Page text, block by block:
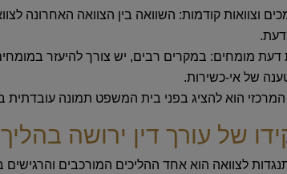
וצוואות קודמות: השוואה בין הצוואה האחרונה
דעת.
דעת מומחים: במקרים רבים, יש צורך להיעזר
של אי-כשירות.
הוא להציג בפני בית המשפט תמונה
של עורך דין ירושה
לצוואה הוא אחד ההליכים המורכבים והרגישים